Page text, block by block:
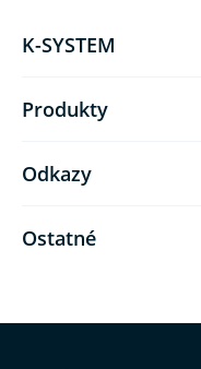
K-SYSTEM
Produkty
Odkazy
Ostatné